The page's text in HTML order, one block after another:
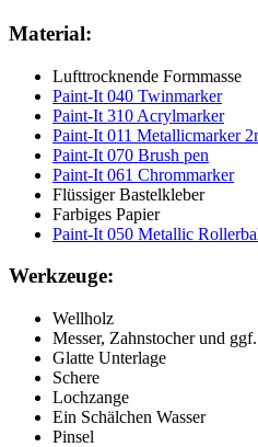
Material:
Lufttrocknende Formmasse
Paint-It 040 Twinmarker
Paint-It 310 Acrylmarker
Paint-It 011 Metallicmarker
Paint-It 070 Brush pen
Paint-It 061 Chrommarker
Flüssiger Bastelkleber
Farbiges Papier
Paint-It 050 Metallic
Werkzeuge:
Wellholz
Messer, Zahnstocher und
Glatte Unterlage
Schere
Lochzange
Ein Schälchen Wasser
Pinsel